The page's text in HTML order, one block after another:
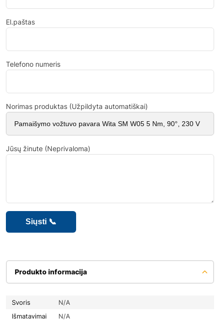
El.paštas
Telefono numeris
Norimas produktas (Užpildyta automatiškai)
Jūsų žinute (Neprivaloma)
Produkto informacija
Svoris
N/A
Išmatavimai
N/A